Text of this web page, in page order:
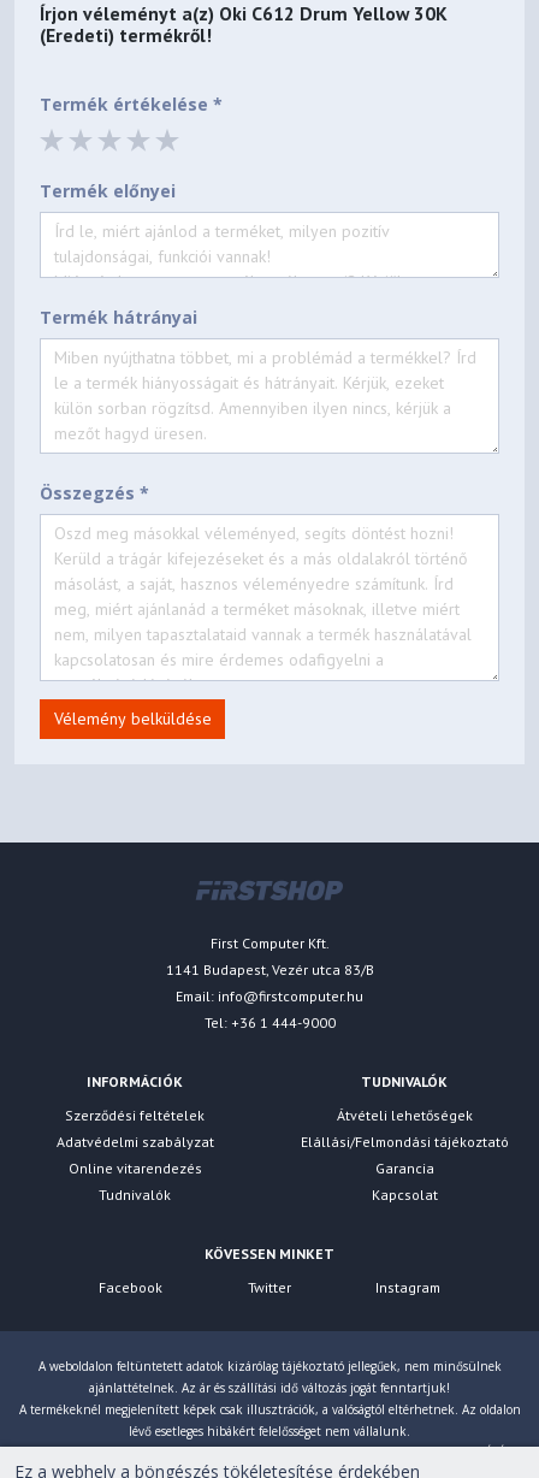
Írjon véleményt a(z) Oki C612 Drum Yellow 30K
(Eredeti) termékről!
Termék értékelése *
Termék előnyei
Termék hátrányai
Összegzés *
Vélemény belküldése
First Computer Kft.
1141 Budapest, Vezér utca 83/B
Email: info@firstcomputer.hu
Tel: +36 1 444-9000
INFORMÁCIÓK
Szerződési feltételek
Adatvédelmi szabályzat
Online vitarendezés
Tudnivalók
TUDNIVALÓK
Átvételi lehetőségek
Elállási/Felmondási tájékoztató
Garancia
Kapcsolat
KÖVESSEN MINKET
Facebook
Twitter Instagram
A weboldalon feltüntetett adatok kizárólag tájékoztató jellegűek, nem minősülnek
ajánlattételnek. Az ár és szállítási idő változás jogát fenntartjuk!
A termékeknél megjelenített képek csak illusztrációk, a valóságtól eltérhetnek. Az oldalon
lévő esetleges hibákért felelősséget nem vállalunk.
számoljuk!
Ez a webhely a böngészés tökéletesítése érdekében